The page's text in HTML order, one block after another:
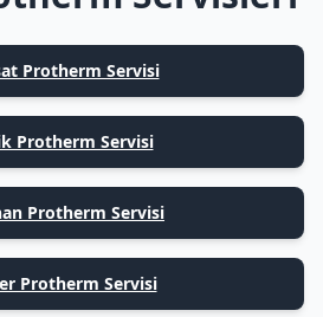
Protherm Servisi
Protherm Servisi
Protherm Servisi
Protherm Servisi